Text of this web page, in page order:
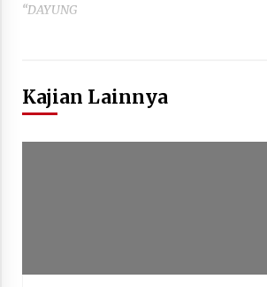
“DAYUNG
Kajian Lainnya